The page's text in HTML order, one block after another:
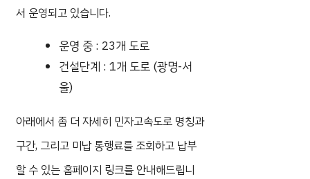
서 운영되고 있습니다.
운영 중 : 23개 도로
건설단계 : 1개 도로 (광명-서
울)
아래에서 좀 더 자세히 민자고속도로 명칭과
구간, 그리고 미납 통행료를 조회하고 납부
할 수 있는 홈페이지 링크를 안내해드립니